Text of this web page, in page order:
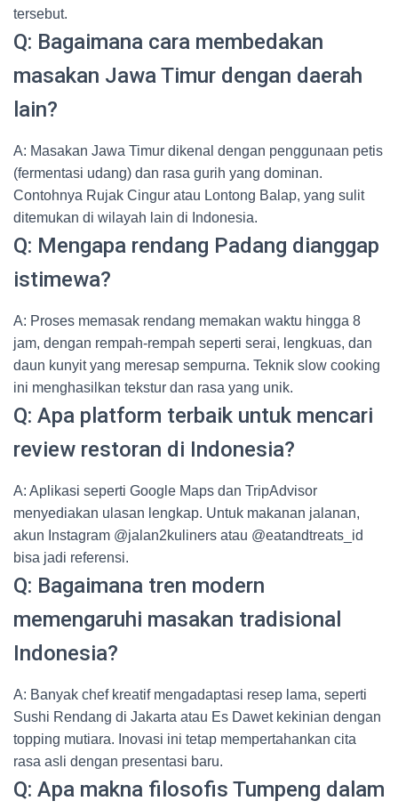
tersebut.
Q: Bagaimana cara membedakan
masakan Jawa Timur dengan daerah
lain?
A: Masakan Jawa Timur dikenal dengan penggunaan petis
(fermentasi udang) dan rasa gurih yang dominan.
Contohnya Rujak Cingur atau Lontong Balap, yang sulit
ditemukan di wilayah lain di Indonesia.
Q: Mengapa rendang Padang dianggap
istimewa?
A: Proses memasak rendang memakan waktu hingga 8
jam, dengan rempah-rempah seperti serai, lengkuas, dan
daun kunyit yang meresap sempurna. Teknik slow cooking
ini menghasilkan tekstur dan rasa yang unik.
Q: Apa platform terbaik untuk mencari
review restoran di Indonesia?
A: Aplikasi seperti Google Maps dan TripAdvisor
menyediakan ulasan lengkap. Untuk makanan jalanan,
akun Instagram @jalan2kuliners atau @eatandtreats_id
bisa jadi referensi.
Q: Bagaimana tren modern
memengaruhi masakan tradisional
Indonesia?
A: Banyak chef kreatif mengadaptasi resep lama, seperti
Sushi Rendang di Jakarta atau Es Dawet kekinian dengan
topping mutiara. Inovasi ini tetap mempertahankan cita
rasa asli dengan presentasi baru.
Q: Apa makna filosofis Tumpeng dalam